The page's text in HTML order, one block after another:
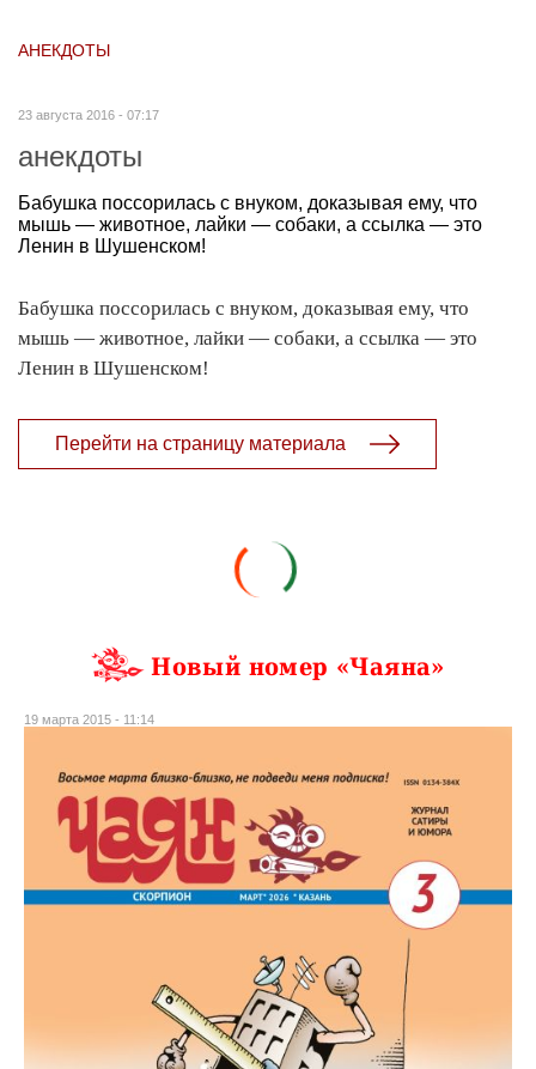
АНЕКДОТЫ
23 августа 2016 - 07:17
анекдоты
Бабушка поссорилась с внуком, доказывая ему, что
мышь — животное, лайки — собаки, а ссылка — это
Ленин в Шушенском!
Бабушка поссорилась с внуком, доказывая ему, что
мышь — животное, лайки — собаки, а ссылка — это
Ленин в Шушенском!
Перейти на страницу материала
Новый номер «Чаяна»
19 марта 2015 - 11:14